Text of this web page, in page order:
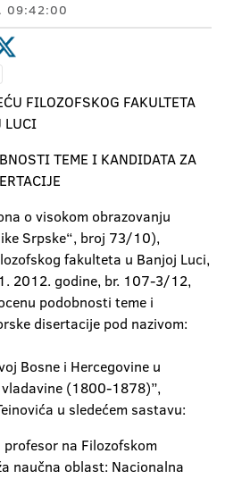
09:42:00
FILOZOFSKOG FAKULTETA
LUCI
TEME I KANDIDATA ZA
o visokom obrazovanju
Srpske“, broj 73/10),
fakulteta u Banjoj Luci,
2012. godine, br. 107-3/12,
podobnosti teme i
disertacije pod nazivom:
Bosne i Hercegovine u
(1800-1878)”,
u sledećem sastavu:
profesor na Filozofskom
naučna oblast: Nacionalna